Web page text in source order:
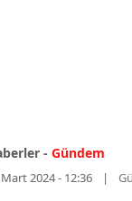
- Gündem
2024 - 12:36